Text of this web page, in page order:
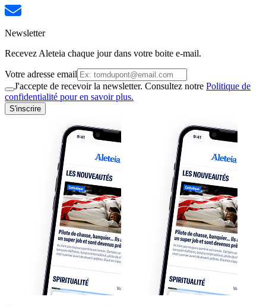
Newsletter
Recevez Aleteia chaque jour dans votre boite e-mail.
Votre adresse email
J'accepte de recevoir la newsletter. Consultez notre Politique de
confidentialité pour en savoir plus.
S'inscrire